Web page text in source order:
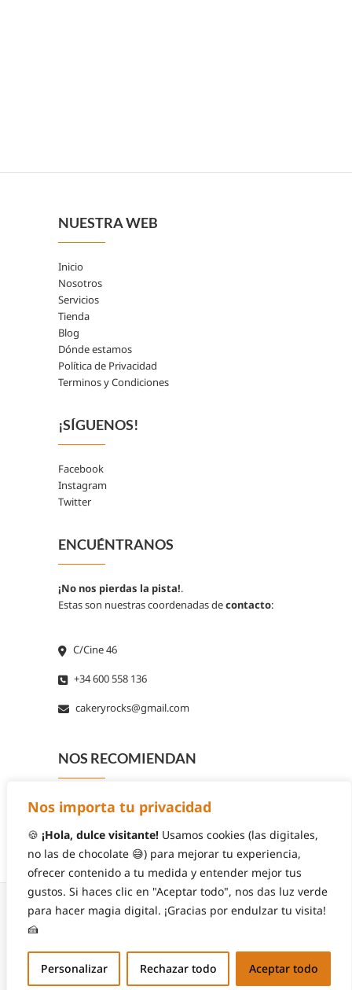
Nos importa tu privacidad
🍪 ¡Hola, dulce visitante! Usamos cookies (las digitales,
no las de chocolate 😅) para mejorar tu experiencia,
ofrecer contenido a tu medida y entender mejor tus
gustos. Si haces clic en "Aceptar todo", nos das luz verde
para hacer magia digital. ¡Gracias por endulzar tu visita!
🍰
Personalizar Rechazar todo Aceptar todo
NUESTRA WEB
Inicio
Nosotros
Servicios
Tienda
Blog
Dónde estamos
Política de Privacidad
Terminos y Condiciones
¡SÍGUENOS!
Facebook
Instagram
Twitter
ENCUÉNTRANOS
¡No nos pierdas la pista!.
Estas son nuestras coordenadas decontacto:
C/Cine 46
+34 600 558 136
cakeryrocks@gmail.com
NOS RECOMIENDAN
© 2026 Cakery Rocks| Diseñado por:
Theme
Freesia| Funciona gracias a:WordPress